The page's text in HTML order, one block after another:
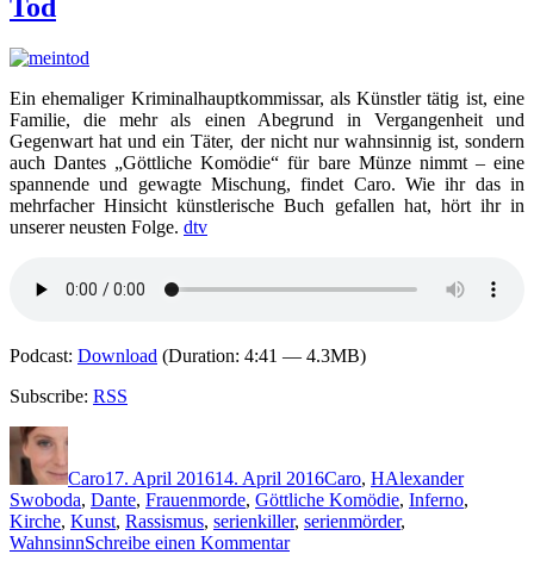
Tod
Ein ehemaliger Kriminalhauptkommissar, als Künstler tätig ist, eine
Familie, die mehr als einen Abegrund in Vergangenheit und
Gegenwart hat und ein Täter, der nicht nur wahnsinnig ist, sondern
auch Dantes „Göttliche Komödie“ für bare Münze nimmt – eine
spannende und gewagte Mischung, findet Caro. Wie ihr das in
mehrfacher Hinsicht künstlerische Buch gefallen hat, hört ihr in
unserer neusten Folge. dtv
Podcast: Download (Duration: 4:41 — 4.3MB)
Subscribe: RSS
Autor
Caro17. April 201614. April 2016Caro, HAlexander
Swoboda, Dante, Frauenmorde, Göttliche Komödie, Inferno,
Kirche, Kunst, Rassismus, serienkiller, serienmörder,
WahnsinnSchreibe einen Kommentarzu